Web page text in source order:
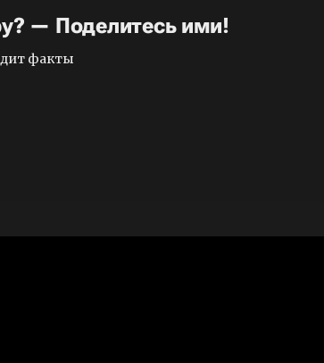
— Поделитесь ими!
факты